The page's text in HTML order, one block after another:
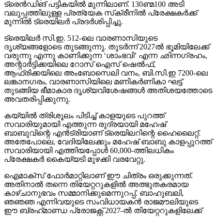
ട്രെന്‍ഡിങ് പട്ടികയില്‍ മുന്നിലാണ്. 130ണ്മ100 അടി
വലുപ്പത്തിലുള്ള പ്രത്യേക സ്‌ക്രീനില്‍ പ്രേക്ഷകര്‍ക്ക്
മുന്നില്‍ ട്രെയിലര്‍ പ്രദര്‍ശിപ്പിച്ചു.
ട്രെയിലര്‍ സി.ഇ. 512-ലെ വാരണാസിയുടെ
ദൃശ്യങ്ങളോടെ തുടങ്ങുന്നു. തുടര്‍ന്ന് 2027ല്‍ ഭൂമിയിലേക്ക്
വരുന്നു എന്നു കാണിക്കുന്ന ‘ശാംഭവി’ എന്ന ഛിന്നഗ്രഹം,
അന്റാര്‍ട്ടിക്കയിലെ റോസ് ഐസ് ഷെല്‍ഫ്,
ആഫ്രിക്കയിലെ അംബോസെലി വനം, ബി.സി.ഇ 7200-ലെ
ലങ്കാനഗരം, വാരണാസിയിലെ മണികര്‍ണികാ ഘട്ട്
തുടങ്ങിയ ഭീമാകാര ദൃശ്യവിശേഷങ്ങള്‍ അതിശയത്തോടെ
അവതരിപ്പിക്കുന്നു.
കയ്യില്‍ ത്രിശൂലം പിടിച്ച് കാളയുടെ പുറത്ത്
സവാരിയുമായി എത്തുന്ന രുദ്രയായി മഹേഷ്
ബാബുവിന്റെ എന്‍ട്രിയാണ് ട്രെയിലറിന്റെ ഹൈലൈറ്റ്.
അതേപോലെ, വേദിയിലേക്കും മഹേഷ് ബാബു കാളപ്പുറത്ത്
സവാരിയായി എത്തിയപ്പോള്‍ 60,000-ത്തിലധികം
പ്രേക്ഷകര്‍ കൈയ്യടി മുഴക്കി വരവേറ്റു.
ഐമാക്‌സ് ഫോര്‍മാറ്റിലാണ് ഈ ചിത്രം ഒരുക്കുന്നത്.
അതിനാല്‍ തന്നെ തിയേറ്ററുകളില്‍ അത്ഭുതകരമായ
കാഴ്ചാനുഭവം സമ്മാനിക്കുമെന്നുറപ്പ്. ബാഹുബലി,
ഞഞഞ എന്നിവയുടെ സംവിധായകന്‍ രാജമൗലിയുടെ
ഈ ബ്രഹ്‌മാണ്ഡ പ്രോജക്റ്റ് 2027-ല്‍ തിയേറ്ററുകളിലേക്ക്